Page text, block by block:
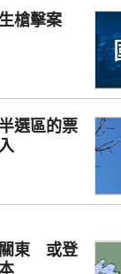
槍擊案
選區的票
關東 或登